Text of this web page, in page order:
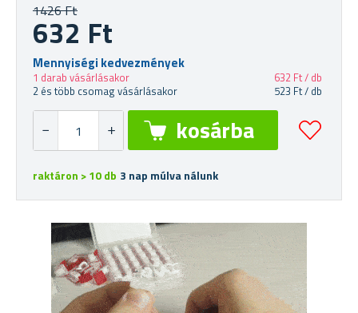
1426 Ft
632 Ft
Mennyiségi kedvezmények
1 darab vásárlásakor
632 Ft / db
2 és több csomag vásárlásakor
523 Ft / db
raktáron > 10 db 3 nap múlva nálunk